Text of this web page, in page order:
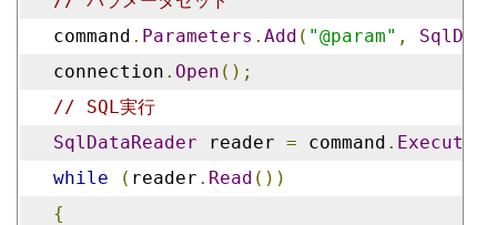
command . Parameters . Add ( "@param" ,
connection . Open ();
// SQL実行
SqlDataReader reader = command .
while
( reader . Read ())
{